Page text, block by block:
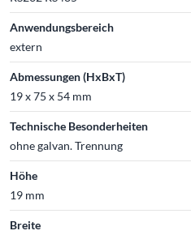
Anwendungsbereich
extern
Abmessungen (HxBxT)
19 x 75 x 54 mm
Technische Besonderheiten
ohne galvan. Trennung
Höhe
19 mm
Breite